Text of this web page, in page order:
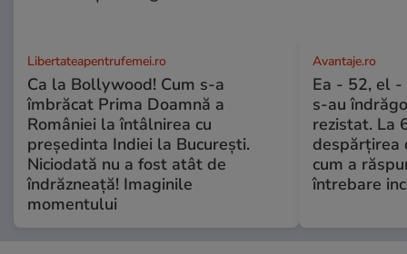
Libertateapentrufemei.ro
Ca la Bollywood! Cum s-a
îmbrăcat Prima Doamnă a
României la întâlnirea cu
președinta Indiei la București.
Niciodată nu a fost atât de
îndrăzneață! Imaginile
momentului
Avantaje.ro
Ea - 52, el -
s-au
rezistat. La
despărțirea
cum a
întrebare